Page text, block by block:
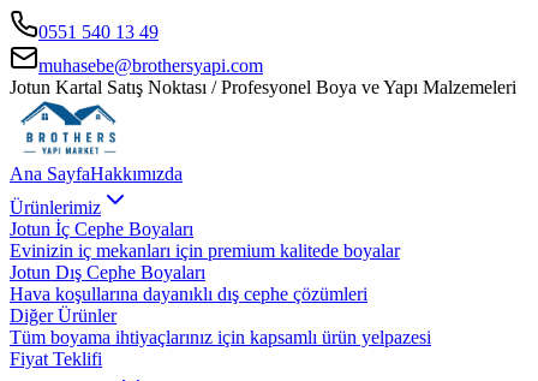
0551 540 13 49
muhasebe@brothersyapi.com
Jotun Kartal Satış Noktası / Profesyonel Boya ve Yapı Malzemeleri
Ana SayfaHakkımızda
Ürünlerimiz
Jotun İç Cephe Boyaları
Evinizin iç mekanları için premium kalitede boyalar
Jotun Dış Cephe Boyaları
Hava koşullarına dayanıklı dış cephe çözümleri
Diğer Ürünler
Tüm boyama ihtiyaçlarınız için kapsamlı ürün yelpazesi
Fiyat Teklifi